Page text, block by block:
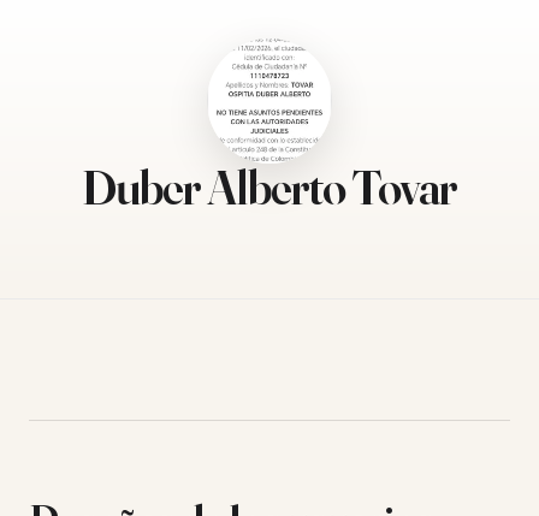
Duber Alberto Tovar